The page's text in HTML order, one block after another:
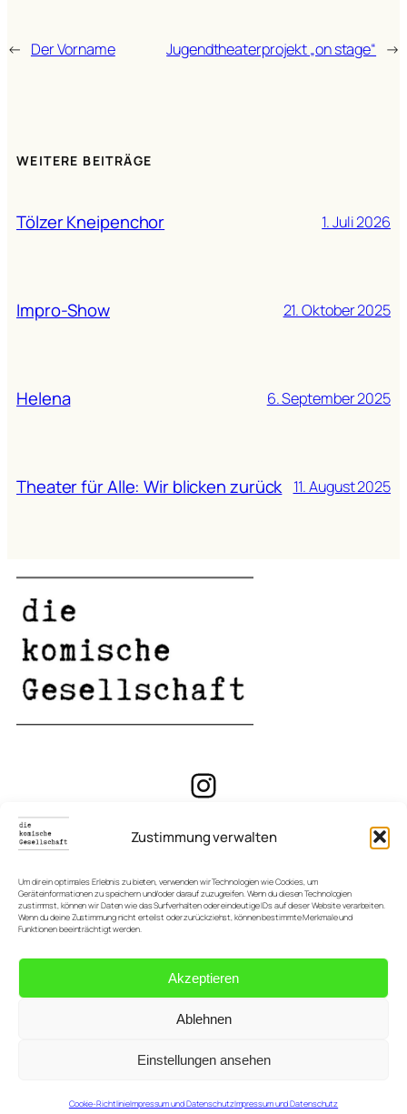
Zustimmung verwalten
Um dir ein optimales Erlebnis zu bieten, verwenden wir Technologien wie Cookies, um
Geräteinformationen zu speichern und/oder darauf zuzugreifen. Wenn du diesen Technologien
zustimmst, können wir Daten wie das Surfverhalten oder eindeutige IDs auf dieser Website verarbeiten.
Wenn du deine Zustimmung nicht erteilst oder zurückziehst, können bestimmte Merkmale und
Funktionen beeinträchtigt werden.
Akzeptieren
Ablehnen
Einstellungen ansehen
Cookie-RichtlinieImpressum und DatenschutzImpressum und Datenschutz
← Der Vorname Jugendtheaterprojekt „on stage“ →
WEITERE BEITRÄGE
Tölzer Kneipenchor 1. Juli 2026
Impro-Show 21. Oktober 2025
Helena 6. September 2025
Theater für Alle: Wir blicken zurück 11. August 2025
Instagram
Newsletter